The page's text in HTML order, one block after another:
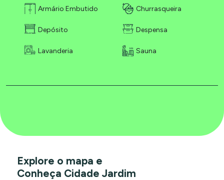
Armário Embutido Churrasqueira
Depósito Despensa
Lavanderia Sauna
Explore o mapa e
Conheça Cidade Jardim